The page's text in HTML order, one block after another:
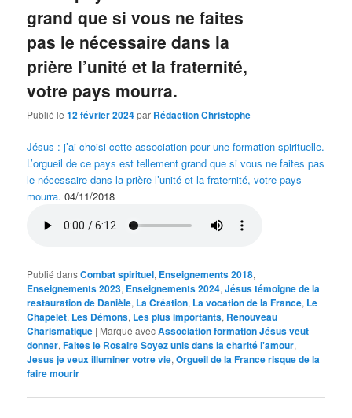
grand que si vous ne faites
pas le nécessaire dans la
prière l’unité et la fraternité,
votre pays mourra.
Publié le12 février 2024par Rédaction Christophe
Jésus : j’ai choisi cette association pour une formation spirituelle.
L’orgueil de ce pays est tellement grand que si vous ne faites pas
le nécessaire dans la prière l’unité et la fraternité, votre pays
mourra. 04/11/2018
Publié dansCombat spirituel, Enseignements 2018,
Enseignements 2023, Enseignements 2024,Jésus témoigne de la
restauration de Danièle, La Création, La vocation de la France, Le
Chapelet, Les Démons, Les plus importants, Renouveau
Charismatique | Marqué avecAssociation formation Jésus veut
donner,Faites le Rosaire Soyez unis dans la charité l'amour,
Jesus je veux illuminer votre vie,Orgueil de la France risque de la
faire mourir